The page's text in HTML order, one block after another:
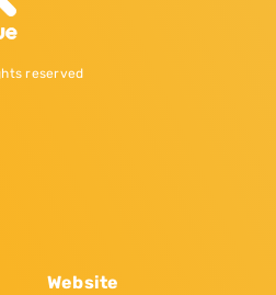
reserved
Website